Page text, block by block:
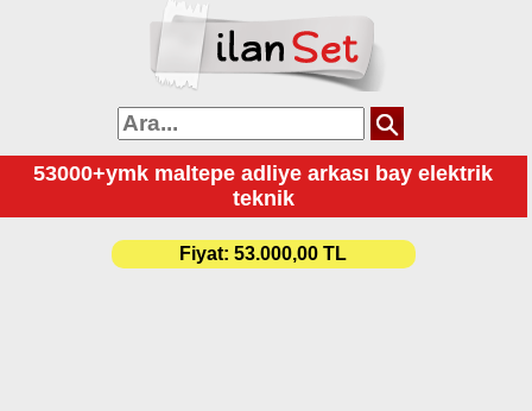
53000+ymk maltepe adliye arkası bay elektrik
teknik
Fiyat: 53.000,00 TL